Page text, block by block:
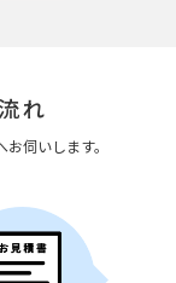
れ
伺いします。